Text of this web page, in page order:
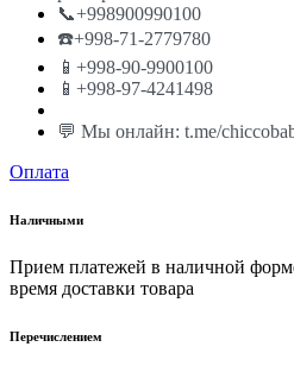
📞+998900990100
☎️+998-71-2779780
📱+998-90-9900100
📱+998-97-4241498
💬 Мы онлайн: t.me/
Оплата
Наличными
Прием платежей в наличной
время доставки товара
Перечислением